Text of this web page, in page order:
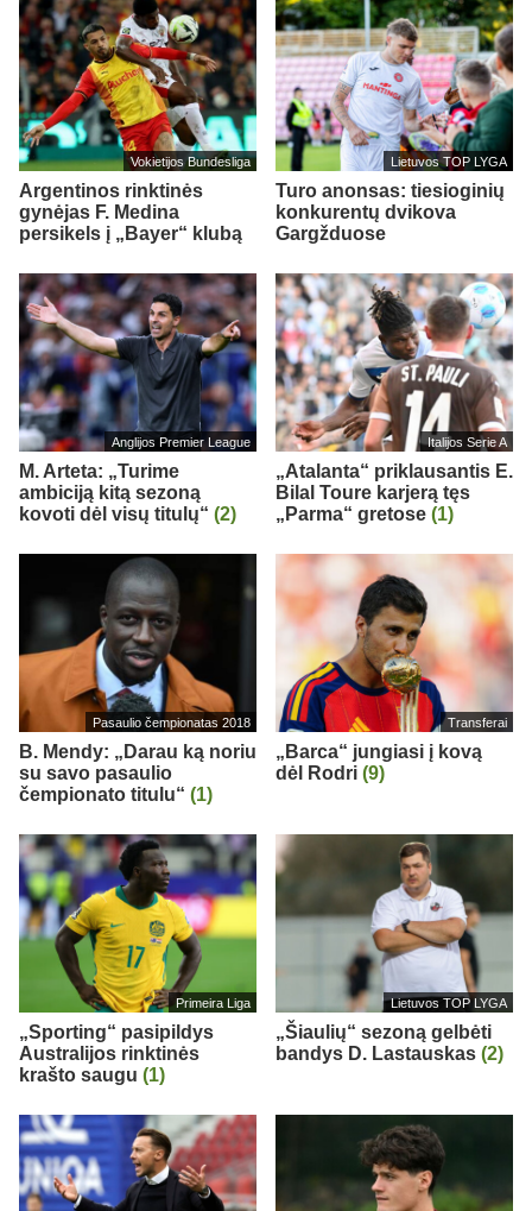
Vokietijos Bundesliga
Argentinos rinktinės
gynėjas F. Medina
persikels į „Bayer“ klubą
Lietuvos TOP LYGA
Turo anonsas: tiesioginių
konkurentų dvikova
Gargžduose
Anglijos Premier League
M. Arteta: „Turime
ambiciją kitą sezoną
kovoti dėl visų titulų“ (2)
Italijos Serie A
„Atalanta“ priklausantis E.
Bilal Toure karjerą tęs
„Parma“ gretose (1)
Pasaulio čempionatas 2018
B. Mendy: „Darau ką noriu
su savo pasaulio
čempionato titulu“ (1)
Transferai
„Barca“ jungiasi į kovą
dėl Rodri (9)
Primeira Liga
„Sporting“ pasipildys
Australijos rinktinės
krašto saugu (1)
Lietuvos TOP LYGA
„Šiaulių“ sezoną gelbėti
bandys D. Lastauskas (2)